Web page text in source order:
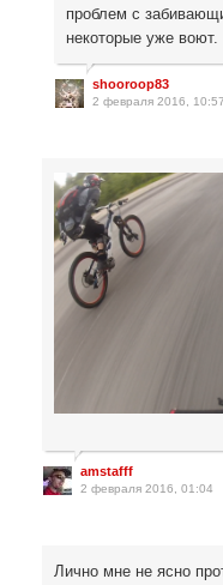
проблем с
некоторые уже воют.
shooroop83
2 февраля 2016, 10:57
amstafff
2 февраля 2016, 01:04
Лично мне не ясно